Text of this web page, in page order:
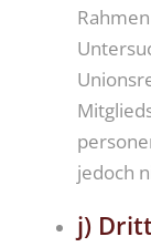
jedoch
j)